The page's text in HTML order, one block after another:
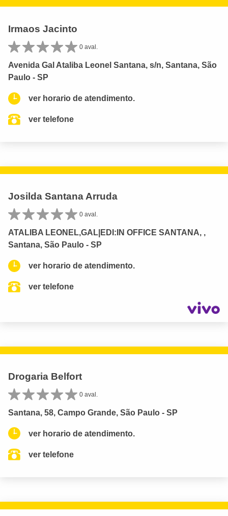
Irmaos Jacinto
0 aval.
Avenida Gal Ataliba Leonel Santana, s/n, Santana, São
Paulo - SP
ver horario de atendimento.
ver telefone
Josilda Santana Arruda
0 aval.
ATALIBA LEONEL,GAL|EDI:IN OFFICE SANTANA, ,
Santana, São Paulo - SP
ver horario de atendimento.
ver telefone
Drogaria Belfort
0 aval.
Santana, 58, Campo Grande, São Paulo - SP
ver horario de atendimento.
ver telefone